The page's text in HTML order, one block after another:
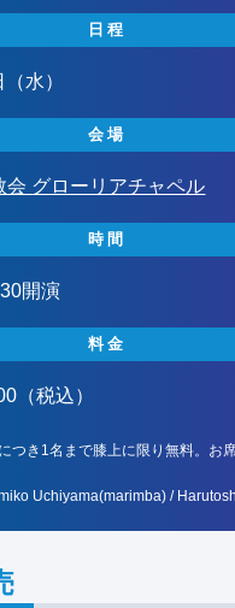
日程
水）
会場
会 グローリアチャペル
時間
開演
料金
（税込）
つき1名まで膝上に限り無料。お
Uchiyama(marimba) /